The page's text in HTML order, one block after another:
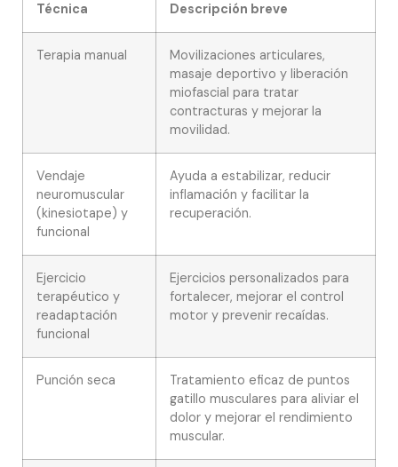
Técnica Descripción breve
Terapia manual
Movilizaciones articulares,
masaje deportivo y liberación
miofascial para tratar
contracturas y mejorar la
movilidad.
Vendaje
neuromuscular
(kinesiotape) y
funcional
Ayuda a estabilizar, reducir
inflamación y facilitar la
recuperación.
Ejercicio
terapéutico y
readaptación
funcional
Ejercicios personalizados para
fortalecer, mejorar el control
motor y prevenir recaídas.
Punción seca
Tratamiento eficaz de puntos
gatillo musculares para aliviar el
dolor y mejorar el rendimiento
muscular.